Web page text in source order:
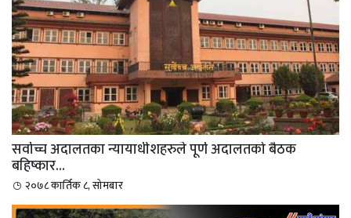
सर्वोच्च अदालतका न्यायाधीशहरुले पूर्ण अदालतको बैठक
बहिष्कार...
२०७८ कार्तिक ८, सोमबार